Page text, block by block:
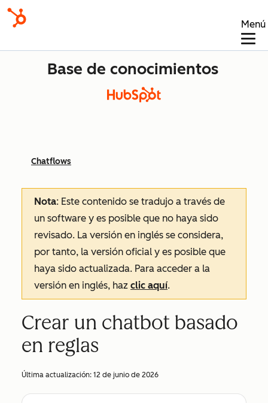
Menú
Base de conocimientos
Chatflows
Nota: Este contenido se tradujo a través de
un software y es posible que no haya sido
revisado. La versión en inglés se considera,
por tanto, la versión oficial y es posible que
haya sido actualizada. Para acceder a la
versión en inglés, haz clic aquí.
Crear un chatbot basado
en reglas
Última actualización: 12 de junio de 2026